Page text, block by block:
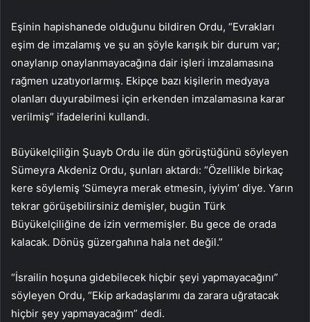
Eşinin hapishanede olduğunu bildiren Ordu, “Evrakları
eşim de imzalamış ve şu an şöyle karışık bir durum var;
onaylanıp onaylanmayacağına dair işleri imzalamasına
rağmen uzatıyorlarmış. Ekipçe bazı kişilerin medyaya
olanları duyurabilmesi için erkenden imzalamasına karar
verilmiş” ifadelerini kullandı.
Büyükelçiliğin Şuayb Ordu ile dün görüştüğünü söyleyen
Sümeyra Akdeniz Ordu, şunları aktardı: “Özellikle birkaç
kere söylemiş ‘Sümeyra merak etmesin, iyiyim’ diye. Yarın
tekrar görüşebilirsiniz demişler, bugün Türk
Büyükelçiliğine de izin vermemişler. Bu gece de orada
kalacak. Dönüş güzergahına hala net değil.”
“İsrailin hoşuna gidebilecek hiçbir şeyi yapmayacağını”
söyleyen Ordu, “Ekip arkadaşlarımı da zarara uğratacak
hiçbir şey yapmayacağım” dedi.